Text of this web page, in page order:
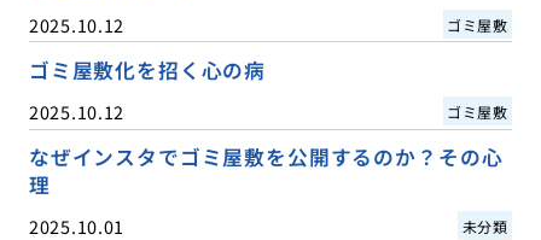
2025.10.12 ゴミ屋敷
ゴミ屋敷化を招く心の病
2025.10.12 ゴミ屋敷
なぜインスタでゴミ屋敷を公開するのか？その心
理
2025.10.01 未分類